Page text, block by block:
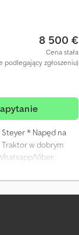
8 500 €
Cena stała
podlegający zgłoszeniu)
* Napęd na
w dobrym
Viber: